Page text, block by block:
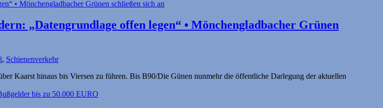
„Datengrundlage offen legen“ • Mönchengladbacher Grünen
, Schienenverkehr
Kaarst hinaus bis Viersen zu führen. Bis B90/Die Günen nunmehr die öffentliche Darlegung der aktuellen